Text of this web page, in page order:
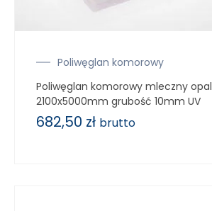
Poliwęglan komorowy
Poliwęglan komorowy mleczny opal
2100x5000mm grubość 10mm UV
682,50 zł brutto